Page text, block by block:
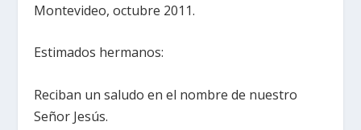
Montevideo, octubre 2011.
Estimados hermanos:
Reciban un saludo en el nombre de nuestro
Señor Jesús.